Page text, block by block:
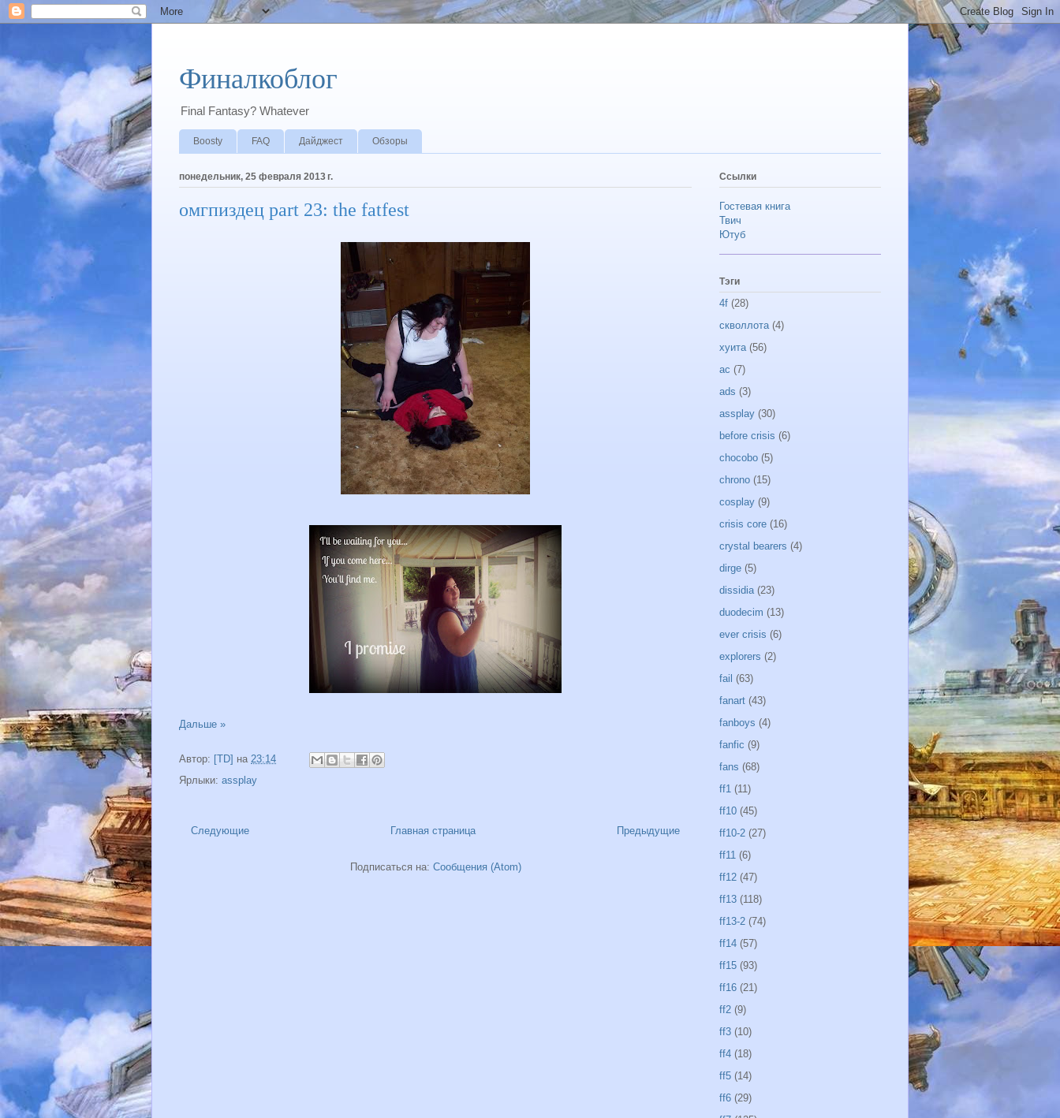
Финалкоблог
Final Fantasy? Whatever
Boosty FAQ Дайджест Обзоры
понедельник, 25 февраля 2013 г.
омгпиздец part 23: the fatfest
Дальше »
Автор: [TD] на 23:14
Ярлыки: assplay
Следующие Предыдущие
Главная страница
Подписаться на: Сообщения (Atom)
Ссылки
Гостевая книга
Твич
Ютуб
Тэги
4f (28)
скволлота (4)
хуита (56)
ac (7)
ads (3)
assplay (30)
before crisis (6)
chocobo (5)
chrono (15)
cosplay (9)
crisis core (16)
crystal bearers (4)
dirge (5)
dissidia (23)
duodecim (13)
ever crisis (6)
explorers (2)
fail (63)
fanart (43)
fanboys (4)
fanfic (9)
fans (68)
ff1 (11)
ff10 (45)
ff10-2 (27)
ff11 (6)
ff12 (47)
ff13 (118)
ff13-2 (74)
ff14 (57)
ff15 (93)
ff16 (21)
ff2 (9)
ff3 (10)
ff4 (18)
ff5 (14)
ff6 (29)